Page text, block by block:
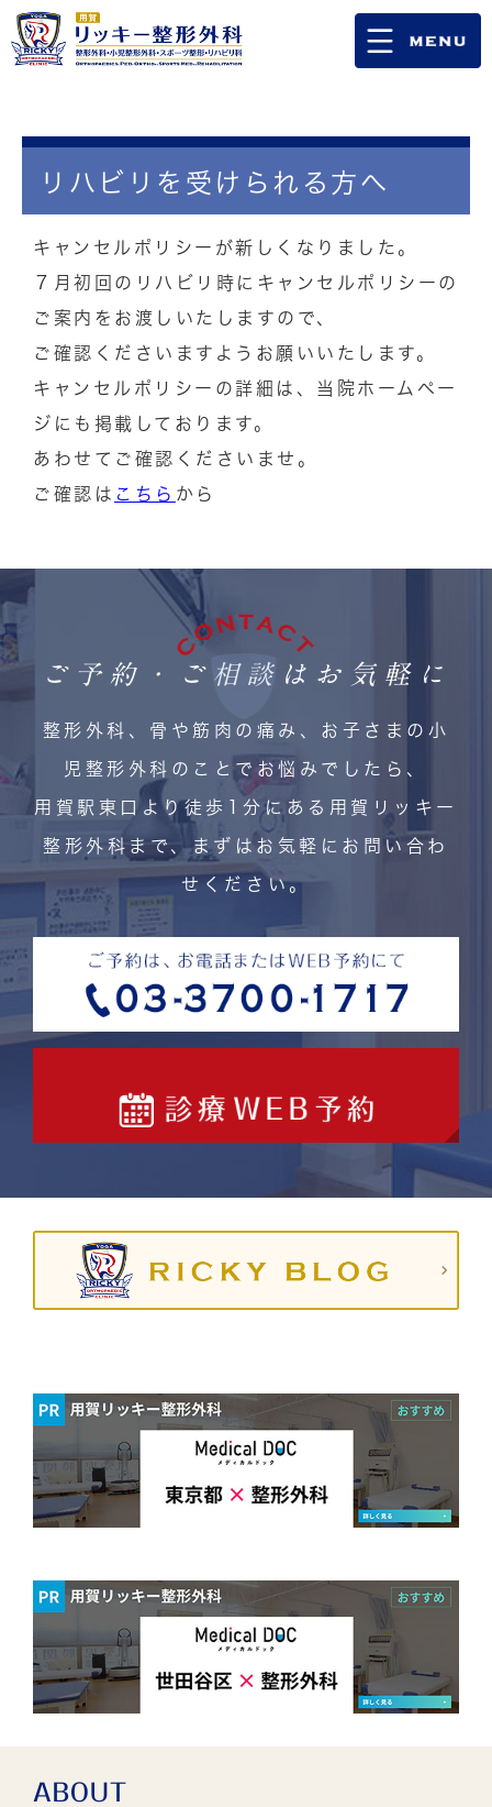
リハビリを受けられる方へ
キャンセルポリシーが新しくなりました。
７月初回のリハビリ時にキャンセルポリシーの
ご案内をお渡しいたしますので、
ご確認くださいますようお願いいたします。
キャンセルポリシーの詳細は、当院ホームペー
ジにも掲載しております。
あわせてご確認くださいませ。
ご確認は こちら から
ご予約・ご相談はお気軽に
整形外科、骨や筋肉の痛み、お子さまの小
児整形外科のことでお悩みでしたら、
用賀駅東口より徒歩1分にある用賀リッキー
整形外科まで、まずはお気軽にお問い合わ
せください。
ABOUT